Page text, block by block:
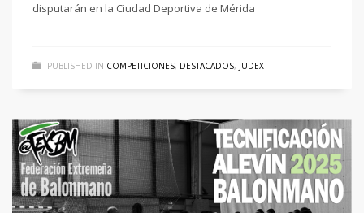
disputarán en la Ciudad Deportiva de Mérida
PUBLISHED IN COMPETICIONES, DESTACADOS, JUDEX